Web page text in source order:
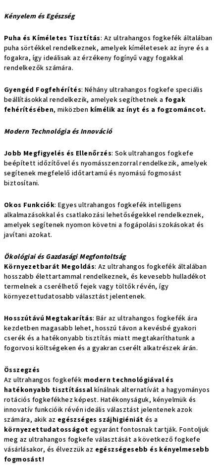
Kényelem és Egészség
Puha és Kíméletes Tisztítás: Az ultrahangos fogkefék általában
puha sörtékkel rendelkeznek, amelyek kíméletesek az ínyre és a
fogakra, így ideálisak az érzékeny fogínyű vagy fogakkal
rendelkezők számára.
Gyengéd Fogfehérítés: Néhány ultrahangos fogkefe speciális
beállításokkal rendelkezik, amelyek segíthetnek a fogak
fehérítésében, miközben kímélik az ínyt és a fogzománcot.
Modern Technológia és Innováció
Jobb Megfigyelés és Ellenőrzés: Sok ultrahangos fogkefe
beépített időzítővel és nyomásszenzorral rendelkezik, amelyek
segítenek megfelelő időtartamú és nyomású fogmosást
biztosítani.
Okos Funkciók: Egyes ultrahangos fogkefék intelligens
alkalmazásokkal és csatlakozási lehetőségekkel rendelkeznek,
amelyek segítenek nyomon követni a fogápolási szokásokat és
javítani azokat.
Ökológiai és Gazdasági Megfontoltság
Környezetbarát Megoldás: Az ultrahangos fogkefék általában
hosszabb élettartammal rendelkeznek, és kevesebb hulladékot
termelnek a cserélhető fejek vagy töltők révén, így
környezettudatosabb választást jelentenek.
Hosszútávú Megtakarítás: Bár az ultrahangos fogkefék ára
kezdetben magasabb lehet, hosszú távon a kevésbé gyakori
cserék és a hatékonyabb tisztítás miatt megtakaríthatunk a
fogorvosi költségeken és a gyakran cserélt alkatrészek árán.
Összegzés
Az ultrahangos fogkefék modern technológiával és
hatékonyabb tisztítással kínálnak alternatívát a hagyományos
rotációs fogkefékhez képest. Hatékonyságuk, kényelmük és
innovatív funkcióik révén ideális választást jelentenek azok
számára, akik az egészséges szájhigiéniát és a
környezettudatosságot egyaránt fontosnak tartják. Fontoljuk
meg az ultrahangos fogkefe választását a következő fogkefe
vásárlásakor, és élvezzük az egészségesebb és kényelmesebb
fogmosást!